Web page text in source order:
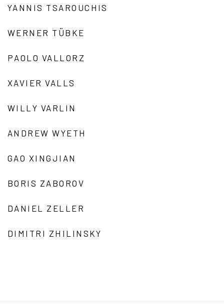
YANNIS TSAROUCHIS
WERNER TÜBKE
PAOLO VALLORZ
XAVIER VALLS
WILLY VARLIN
ANDREW WYETH
GAO XINGJIAN
BORIS ZABOROV
DANIEL ZELLER
DIMITRI ZHILINSKY